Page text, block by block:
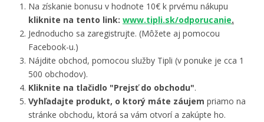
Na získanie bonusu v hodnote 10€ k prvému nákupu
kliknite na tento link: www.tipli.sk/odporucanie.
Jednoducho sa zaregistrujte. (Môžete aj pomocou
Facebook-u.)
Nájdite obchod, pomocou služby Tipli (v ponuke je cca 1
500 obchodov).
Kliknite na tlačidlo "Prejsť do obchodu".
Vyhľadajte produkt, o ktorý máte záujem priamo na
stránke obchodu, ktorá sa vám otvorí a zakúpte ho.